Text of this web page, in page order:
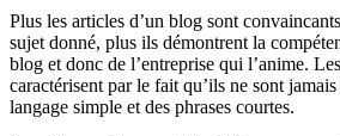
Plus les articles d’un blog sont
sujet donné, plus ils démontrent la
blog et donc de l’entreprise qui l’anime.
caractérisent par le fait qu’ils ne sont
langage simple et des phrases courtes.